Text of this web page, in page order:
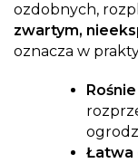
ozdobnych,
zwartym,
oznacza w
Łatwa